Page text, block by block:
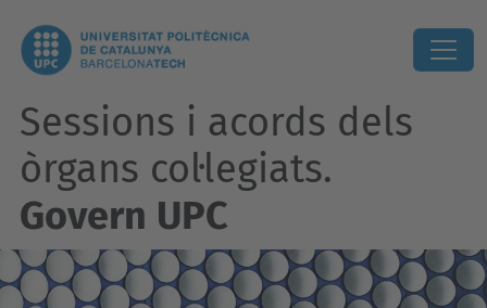
Sessions i acords dels
òrgans col·legiats.
Govern UPC